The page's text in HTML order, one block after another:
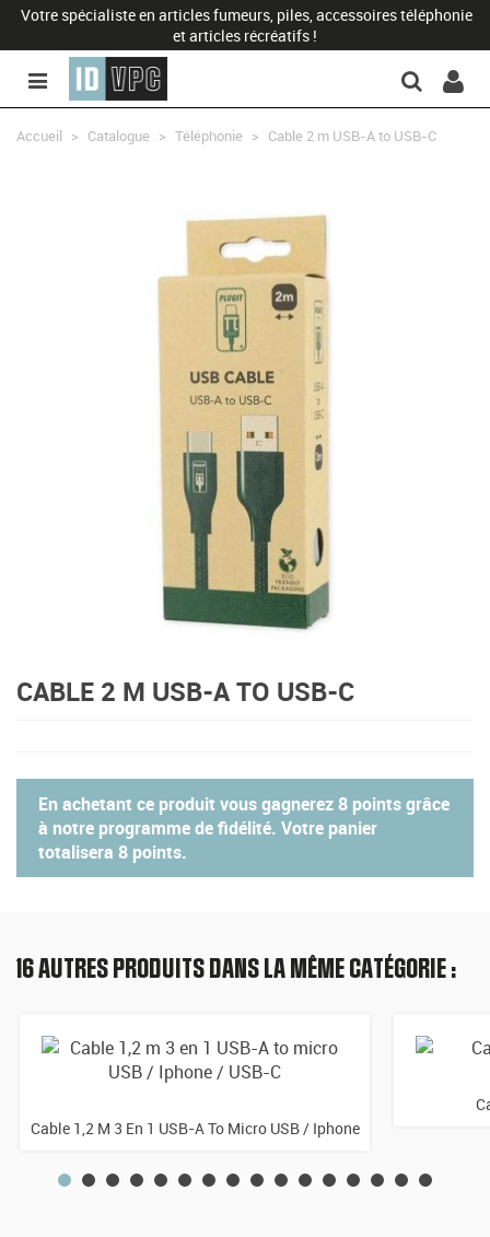
Votre spécialiste en articles fumeurs, piles, accessoires téléphonie
et articles récréatifs !
Accueil > Catalogue > Téléphonie > Cable 2 m USB-A to USB-C
CABLE 2 M USB-A TO USB-C
En achetant ce produit vous gagnerez8 pointsgrâce
à notre programme de fidélité. Votre panier
totalisera 8 points.
16 AUTRES PRODUITS DANS LA MÊME CATÉGORIE :
Cable 1,2 M 3 En 1 USB-A To Micro USB / Iphone